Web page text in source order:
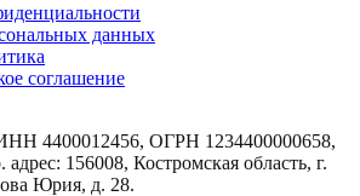
данных
соглашение
4400012456, ОГРН 1234400000658,
156008, Костромская область, г.
Юрия, д. 28.